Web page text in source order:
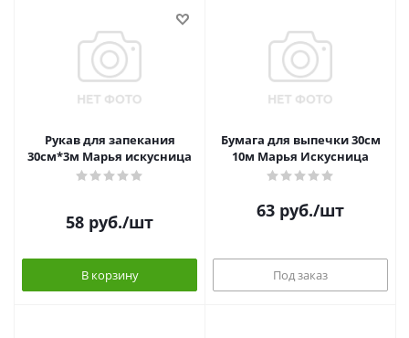
Рукав для запекания
30см*3м Марья искусница
58 руб./шт
В корзину
Бумага для выпечки 30см
10м Марья Искусница
63 руб./шт
Под заказ